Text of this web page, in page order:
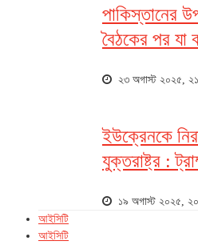
পাকিস্তানের
বৈঠকের পর যা
২৩ অগাস্ট ২০২৫,
ইউক্রেনকে
যুক্তরাষ্ট্র :
১৯ অগাস্ট ২০২৫,
আইসিটি
আইসিটি